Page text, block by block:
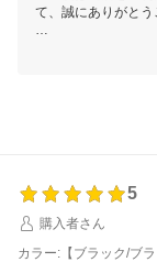
て、誠にありがとう
お客様よりいただ
なお、個別での対
寒さが深まる時期
またのご利用を心
三恵 山本 真由
5
購入者さん
カラー:【ブラック/ブ